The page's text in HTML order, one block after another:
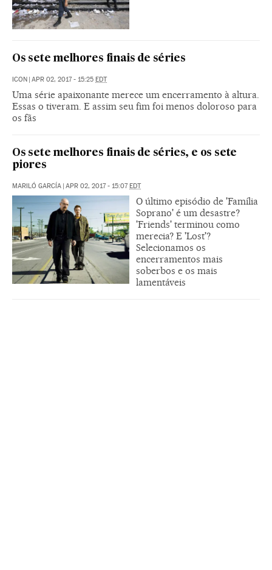
Os sete melhores finais de séries
ICON | APR 02, 2017 - 15:25 EDT
Uma série apaixonante merece um encerramento à altura.
Essas o tiveram. E assim seu fim foi menos doloroso para
os fãs
Os sete melhores finais de séries, e os sete
piores
MARILÓ GARCÍA | APR 02, 2017 - 15:07EDT
O último episódio de 'Família
Soprano' é um desastre?
'Friends' terminou como
merecia? E 'Lost'?
Selecionamos os
encerramentos mais
soberbos e os mais
lamentáveis